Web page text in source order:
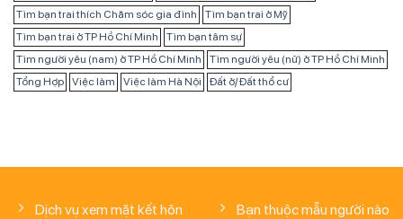
Tìm bạn trai thích Chăm sóc gia đình
Tìm bạn trai ở Mỹ
Tìm bạn trai ở TP Hồ Chí Minh
Tìm bạn tâm sự
Tìm người yêu (nam) ở TP Hồ Chí Minh
Tìm người yêu (nữ) ở TP Hồ Chí Minh
Tổng Hợp
Việc làm Việc làm Hà Nội Đất ở/ Đất thổ cư
Dịch vụ xem mặt kết hôn Bạn thuộc mẫu người nào